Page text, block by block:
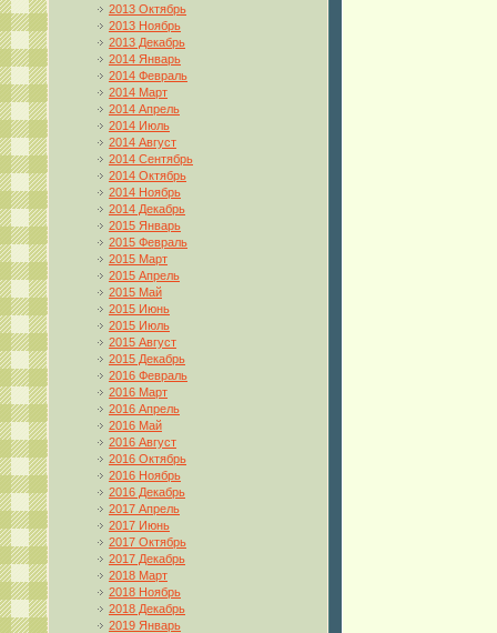
2013 Октябрь
2013 Ноябрь
2013 Декабрь
2014 Январь
2014 Февраль
2014 Март
2014 Апрель
2014 Июль
2014 Август
2014 Сентябрь
2014 Октябрь
2014 Ноябрь
2014 Декабрь
2015 Январь
2015 Февраль
2015 Март
2015 Апрель
2015 Май
2015 Июнь
2015 Июль
2015 Август
2015 Декабрь
2016 Февраль
2016 Март
2016 Апрель
2016 Май
2016 Август
2016 Октябрь
2016 Ноябрь
2016 Декабрь
2017 Апрель
2017 Июнь
2017 Октябрь
2017 Декабрь
2018 Март
2018 Ноябрь
2018 Декабрь
2019 Январь